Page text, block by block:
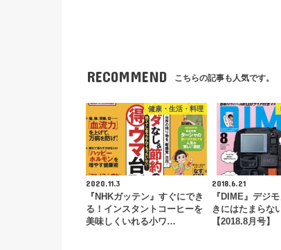
RECOMMEND こちらの記事も人気です。
健康・生活・料理
2020.11.3
『NHKガッテン』すぐにでき
る！インスタントコーヒーを
美味しくいれる小ワ…
2018.6.21
『DIME』デジ
きにはたまらな
【2018.8月号】